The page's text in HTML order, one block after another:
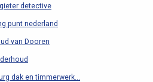
detective
punt nederland
van Dooren
dak en timmerwerk...